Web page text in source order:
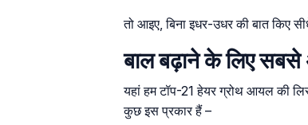
तो आइए, बिना इधर-उधर की बात किए
बाल बढ़ाने के लिए
यहां हम टॉप-21 हेयर ग्रोथ आयल की
कुछ इस प्रकार हैं –